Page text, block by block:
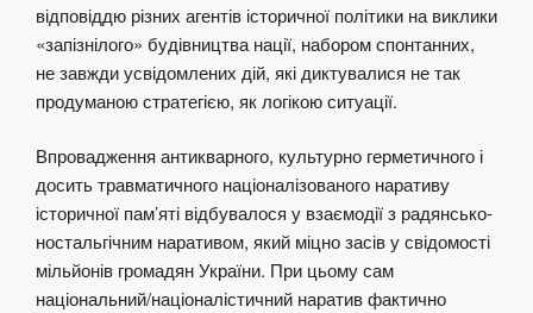
відповіддю різних агентів історичної політики на виклики
«запізнілого» будівництва нації, набором спонтанних,
не завжди усвідомлених дій, які диктувалися не так
продуманою стратегією, як логікою ситуації.
Впровадження антикварного, культурно герметичного і
досить травматичного націоналізованого наративу
історичної пам’яті відбувалося у взаємодії з радянсько-
ностальгічним наративом, який міцно засів у свідомості
мільйонів громадян України. При цьому сам
національний/націоналістичний наратив фактично